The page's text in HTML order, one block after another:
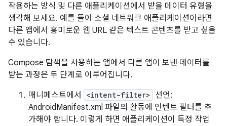
작용하는 방식 및 다른 애플리케이션에서 받을 데이터 유형을
생각해 보세요. 예를 들어 소셜 네트워크 애플리케이션이라면
다른 앱에서 흥미로운 웹 URL 같은 텍스트 콘텐츠를 받고 싶을
수 있습니다.
Compose 탐색을 사용하는 앱에서 다른 앱이 보낸 데이터를
받는 과정은 두 단계로 이루어집니다.
매니페스트에서
<intent-filter> 선언:
AndroidManifest.xml 파일의 활동에 인텐트 필터를 추
가해야 합니다. 이렇게 하면 애플리케이션이 특정 작업